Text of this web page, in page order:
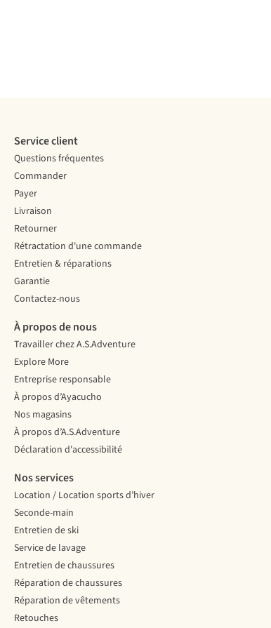
Service client
Questions fréquentes
Commander
Payer
Livraison
Retourner
Rétractation d'une commande
Entretien & réparations
Garantie
Contactez-nous
À propos de nous
Travailler chez A.S.Adventure
Explore More
Entreprise responsable
À propos d’Ayacucho
Nos magasins
À propos d’A.S.Adventure
Déclaration d'accessibilité
Nos services
Location / Location sports d’hiver
Seconde-main
Entretien de ski
Service de lavage
Entretien de chaussures
Réparation de chaussures
Réparation de vêtements
Retouches